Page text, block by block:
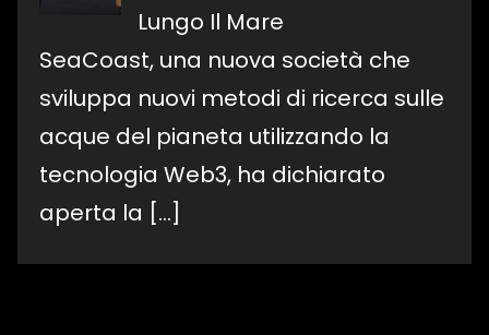
Lungo Il Mare
SeaCoast, una nuova società che
sviluppa nuovi metodi di ricerca sulle
acque del pianeta utilizzando la
tecnologia Web3, ha dichiarato
aperta la […]